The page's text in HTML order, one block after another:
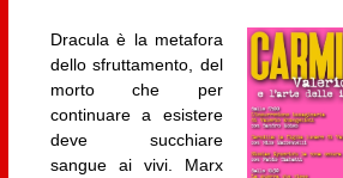
Dracula è la metafora
dello sfruttamento, del
morto che per
continuare a esistere
deve succhiare
sangue ai vivi. Marx